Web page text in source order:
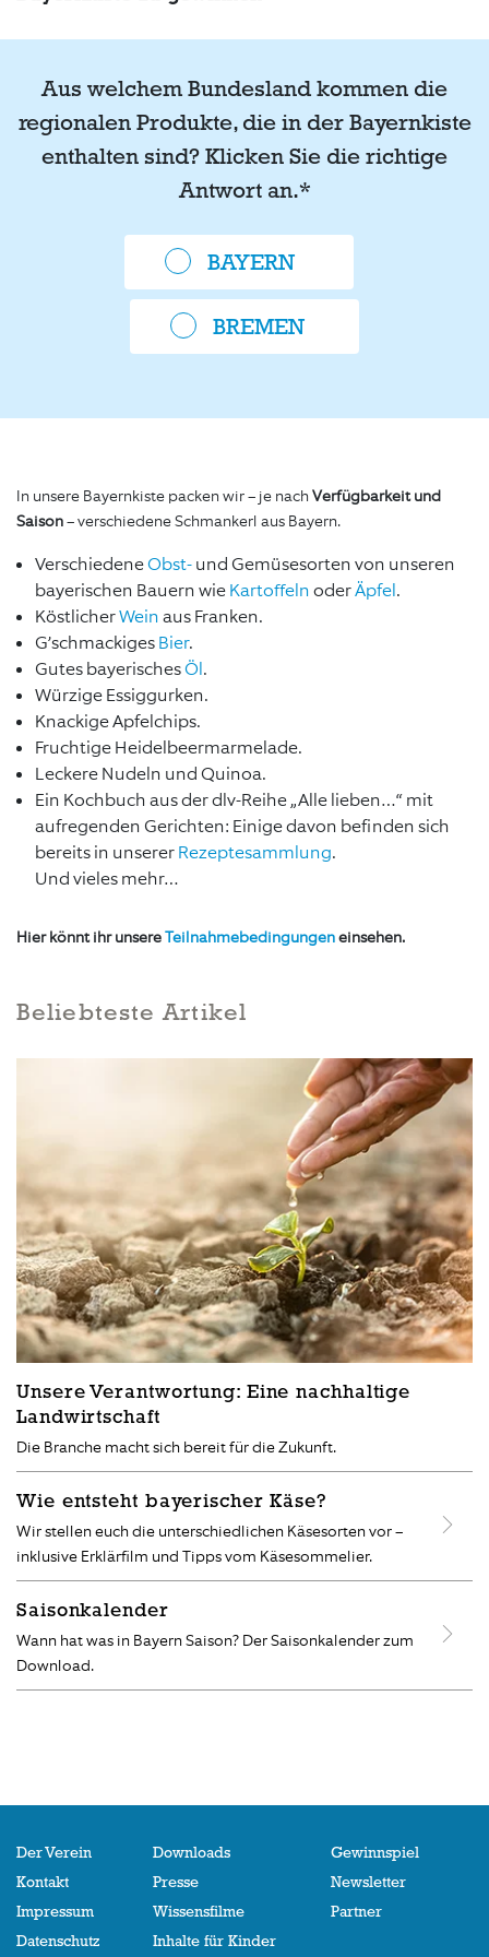
Aus welchem Bundesland kommen die
regionalen Produkte, die in der Bayernkiste
enthalten sind? Klicken Sie die richtige
Antwort an.*
BAYERN
BREMEN
In unsere Bayernkiste packen wir – je nach Verfügbarkeit und
Saison– verschiedene Schmankerl aus Bayern.
VerschiedeneObst-und Gemüsesorten von unseren
bayerischen Bauern wieKartoffelnoderÄpfel.
KöstlicherWeinaus Franken.
G’schmackigesBier.
Gutes bayerischesÖl.
Würzige Essiggurken.
Knackige Apfelchips.
Fruchtige Heidelbeermarmelade.
Leckere Nudeln und Quinoa.
Ein Kochbuch aus der dlv-Reihe „Alle lieben…“ mit
aufregenden Gerichten: Einige davon befinden sich
bereits in unsererRezeptesammlung.
Und vieles mehr…
Hier könnt ihr unsereTeilnahmebedingungeneinsehen.
Beliebteste Artikel
Unsere Verantwortung: Eine nachhaltige
Landwirtschaft
Die Branche macht sich bereit für die Zukunft.
Wie entsteht bayerischer Käse?
Wir stellen euch die unterschiedlichen Käsesorten vor –
inklusive Erklärfilm und Tipps vom Käsesommelier.
Saisonkalender
Wann hat was in Bayern Saison? Der Saisonkalender zum
Download.
Der Verein
Kontakt
Impressum
Datenschutz
Downloads
Presse
Wissensfilme
Inhalte für Kinder
Gewinnspiel
Newsletter
Partner